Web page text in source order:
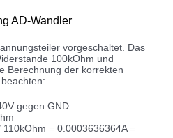
AD-Wandler
vorgeschaltet. Das
100kOhm und
Berechnung der korrekten
gegen GND
= 0.0003636364A =